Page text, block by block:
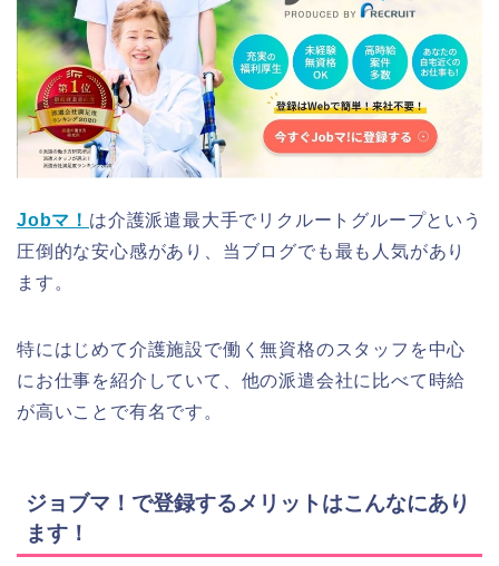
Jobマ！ は介護派遣最大手でリクルートグループという
圧倒的な安心感があり、当ブログでも最も人気があり
ます。
特にはじめて介護施設で働く無資格のスタッフを中心
にお仕事を紹介していて、他の派遣会社に比べて時給
が高いことで有名です。
ジョブマ！で登録するメリットはこんなにあり
ます！